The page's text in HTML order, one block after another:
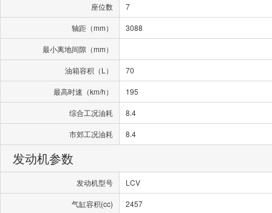
座位数 7
轴距（mm） 3088
最小离地间隙（mm）
油箱容积（L） 70
最高时速（km/h） 195
综合工况油耗 8.4
市郊工况油耗 8.4
发动机参数
发动机型号 LCV
气缸容积(cc) 2457